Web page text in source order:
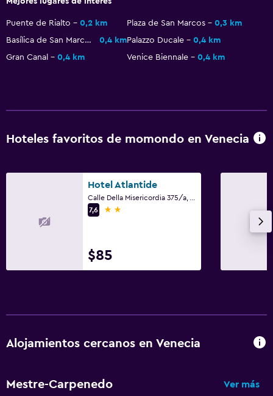
Puente de Rialto 0,2 km Plaza de San Marcos
0,3 km
Basílica de San Marcos
0,4 kmPalazzo Ducale
0,4 km
Gran Canal
0,4 km Venice Biennale 0,4 km
Hoteles favoritos de momondo en Venecia
Hotel Atlantide
7,6
2 estrellas
$85
Alojamientos cercanos en Venecia
Mestre-Carpenedo Ver más